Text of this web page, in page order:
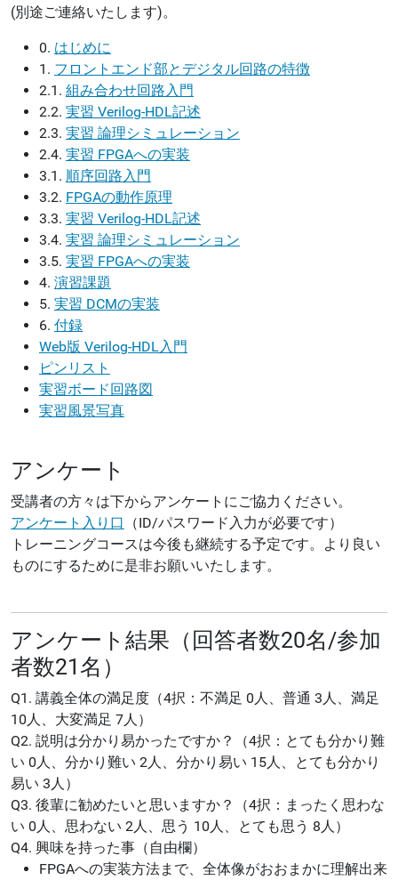
(別途ご連絡いたします)。
0. はじめに
1. フロントエンド部とデジタル回路の特徴
2.1. 組み合わせ回路入門
2.2. 実習 Verilog-HDL記述
2.3. 実習 論理シミュレーション
2.4. 実習 FPGAへの実装
3.1. 順序回路入門
3.2. FPGAの動作原理
3.3. 実習 Verilog-HDL記述
3.4. 実習 論理シミュレーション
3.5. 実習 FPGAへの実装
4. 演習課題
5. 実習 DCMの実装
6. 付録
Web版 Verilog-HDL入門
ピンリスト
実習ボード回路図
実習風景写真
アンケート
受講者の方々は下からアンケートにご協力ください。
アンケート入り口
（ID/パスワード入力が必要です）
トレーニングコースは今後も継続する予定です。より良い
ものにするために是非お願いいたします。
アンケート結果（回答者数20名/参加
者数21名）
Q1. 講義全体の満足度（4択：不満足 0人、普通 3人、満足
10人、大変満足 7人）
Q2. 説明は分かり易かったですか？（4択：とても分かり難
い 0人、分かり難い 2人、分かり易い 15人、とても分かり
易い 3人）
Q3. 後輩に勧めたいと思いますか？（4択：まったく思わな
い 0人、思わない 2人、思う 10人、とても思う 8人）
Q4. 興味を持った事（自由欄）
FPGAへの実装方法まで、全体像がおおまかに理解出来